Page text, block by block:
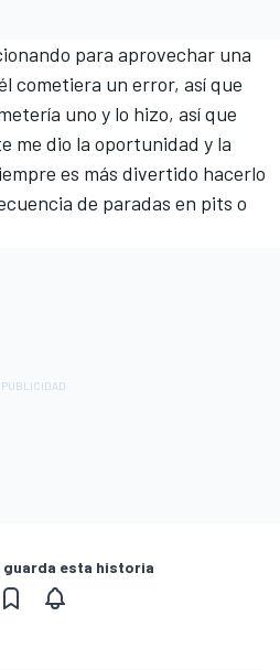
para aprovechar una
cometiera un error, así que
uno y lo hizo, así que
me dio la oportunidad y la
es más divertido hacerlo
de paradas en pits o
guarda esta historia